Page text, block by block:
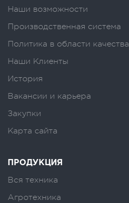
Наши возможности
Производственная система
Политика в области качества
Наши Клиенты
История
Вакансии и карьера
Закупки
Карта сайта
ПРОДУКЦИЯ
Вся техника
Агротехника